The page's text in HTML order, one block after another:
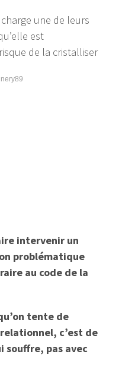
une de leurs
est
de la cristalliser
intervenir un
problématique
au code de la
tente de
c’est de
souffre, pas avec